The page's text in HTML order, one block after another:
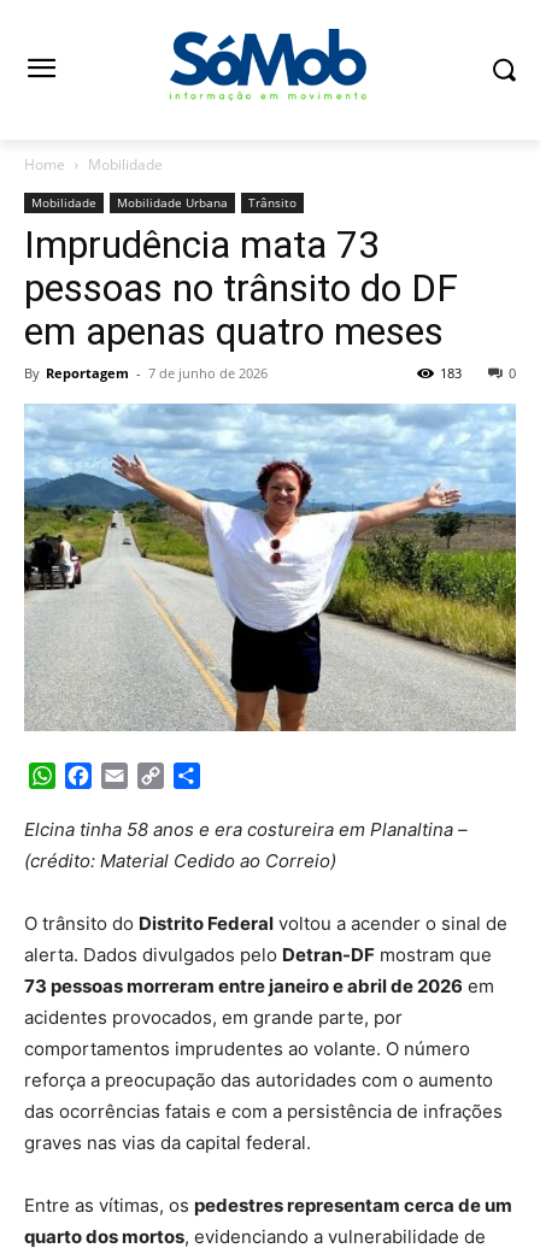
Home Mobilidade
Mobilidade Mobilidade Urbana Trânsito
Imprudência mata 73
pessoas no trânsito do DF
em apenas quatro meses
By Reportagem - 7 de junho de 2026 0
183
WhatsApp
Facebook
Email Copy
Elcina tinha 58 anos e era costureira em Planaltina –
(crédito: Material Cedido ao Correio)
O trânsito do Distrito Federal voltou a acender o sinal de
alerta. Dados divulgados pelo Detran-DF mostram que
73 pessoas morreram entre janeiro e abril de 2026 em
acidentes provocados, em grande parte, por
comportamentos imprudentes ao volante. O número
reforça a preocupação das autoridades com o aumento
das ocorrências fatais e com a persistência de infrações
graves nas vias da capital federal.
Entre as vítimas, os pedestres representam cerca de um
quarto dos mortos, evidenciando a vulnerabilidade de